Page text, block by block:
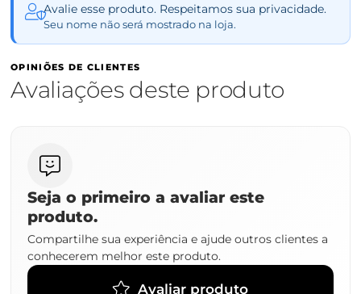
Avalie esse produto. Respeitamos sua privacidade.
Seu nome não será mostrado na loja.
OPINIÕES DE CLIENTES
Avaliações deste produto
Seja o primeiro a avaliar este
produto.
Compartilhe sua experiência e ajude outros clientes a
conhecerem melhor este produto.
Avaliar produto